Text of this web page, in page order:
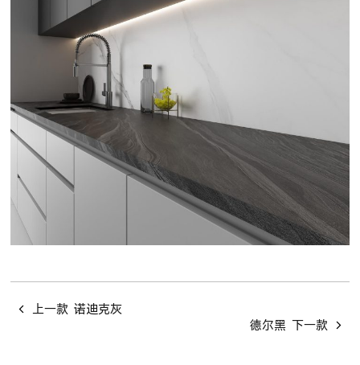
上一款 诺迪克灰
德尔黑 下一款